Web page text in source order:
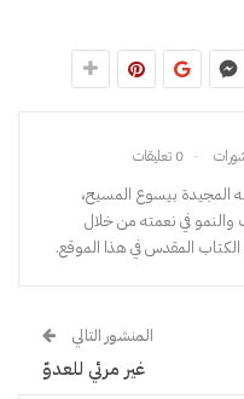
0 تعليقات
المجيدة بيسوع المسيح،
في نعمته من خلال
المقدس في هذا الموقع.
المنشور التالي
غير مرئي للعدوّ